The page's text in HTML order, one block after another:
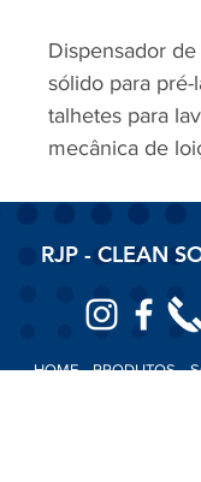
Dispensador
sólido para pré-
talhetes para
mecânica de
RJP - CLEAN
HOMEPRODUTOS